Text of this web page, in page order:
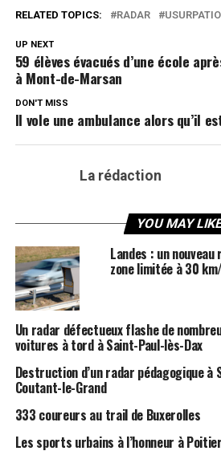
RELATED TOPICS: RADAR
UP NEXT
59 élèves évacués d’une école
à Mont-de-Marsan
DON'T MISS
Il vole une ambulance alors qu’il
La rédaction
YOU MAY
Landes : un
zone limitée à 30
Un radar défectueux flashe de
voitures à tord à Saint-Paul-lès-Dax
Destruction d’un radar pédagogique à
Coutant-le-Grand
333 coureurs au trail de Buxerolles
Les sports urbains à l’honneur à